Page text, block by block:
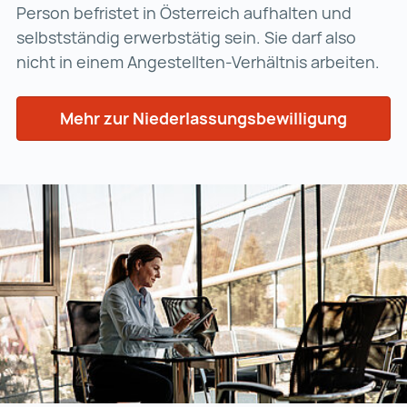
Person befristet in Österreich aufhalten und
selbstständig erwerbstätig sein. Sie darf also
nicht in einem Angestellten-Verhältnis arbeiten.
Mehr zur Niederlassungsbewilligung